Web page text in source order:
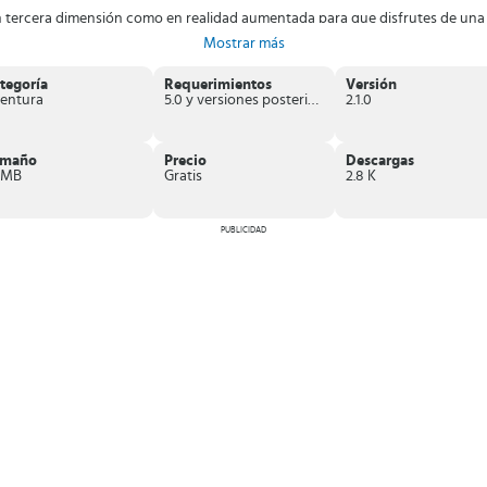
tercera dimensión como en realidad aumentada para que disfrutes de
puedes ir coleccionando dentro del juego.
Unitete podrás divertir utilizando tu dispositivo móvil para recorrer las
Mostrar más
Requerimientos
5.0 y versiones posteriores
Versión
2.1.0
Precio
Gratis
Descargas
2.8 K
PUBLICIDAD